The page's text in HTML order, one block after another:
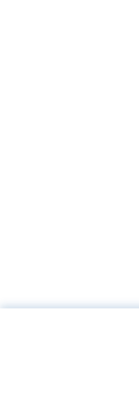
© 2007 -